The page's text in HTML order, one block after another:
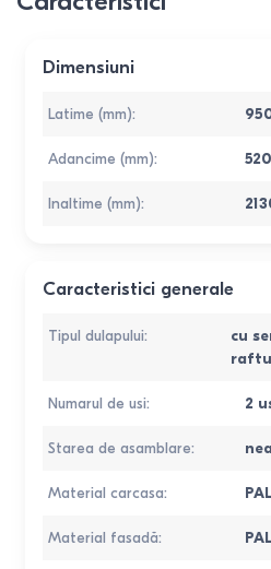
Dimensiuni
Latime (mm):
Adancime (mm): 520
Inaltime (mm):
Caracteristici generale
Tipul dulapului: cu
Numarul de usi: 2
Starea de asamblare:
Material carcasa:
Material fasadă: